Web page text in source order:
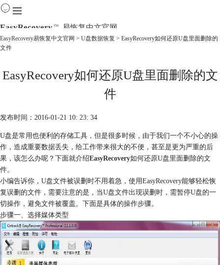
EasyRecovery TM 易恢复中文官网
下载
EasyRecovery易恢复中文官网 > U盘数据恢复 > EasyRecovery如何还原U盘里面删除的
文件
EasyRecovery如何还原U盘里面删除的文
件
发布时间：2016-01-21 10: 23: 34
U盘是常用也便利的存储工具，但是很多时候，由于我们一个不小心的操
作，造成重要数据丢失，给工作带来很大的不便，甚至是更为严重的后
果，该怎么办呢？下面就介绍EasyRecovery如何还原U盘里面删除的文
件。
小编告诉你，U盘文件被误删时不用着急，使用EasyRecovery能够轻松恢
复误删的文件，需要注意的是，当U盘文件出现误删时，需暂停U盘的一
切操作，避免文件被覆盖。下面是具体的操作步骤。
步骤一、选择媒体类型